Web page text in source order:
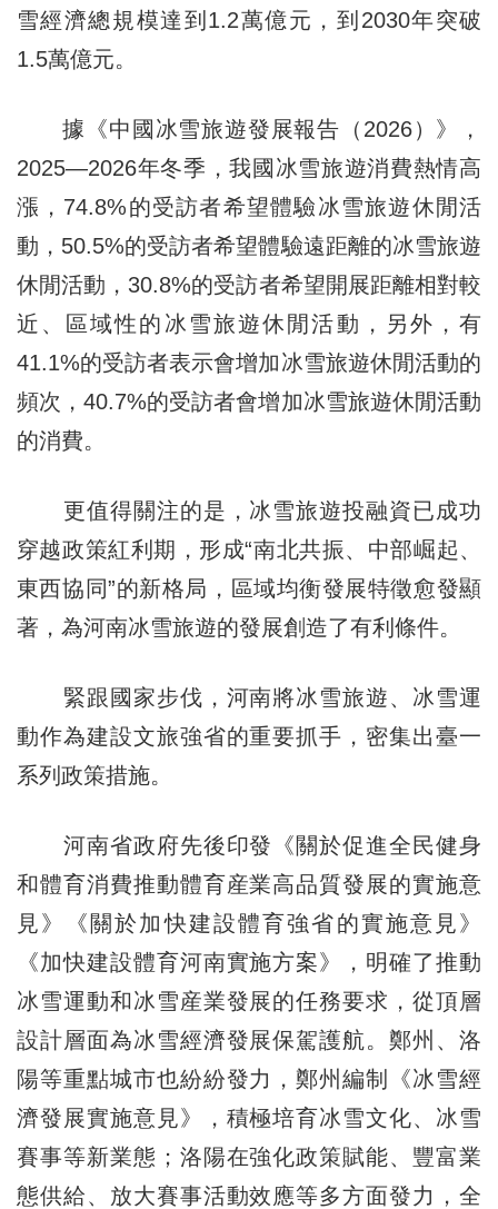
雪經濟總規模達到1.2萬億元，到2030年突破
1.5萬億元。
據《中國冰雪旅遊發展報告（2026）》，
2025—2026年冬季，我國冰雪旅遊消費熱情高
漲，74.8%的受訪者希望體驗冰雪旅遊休閒活
動，50.5%的受訪者希望體驗遠距離的冰雪旅遊
休閒活動，30.8%的受訪者希望開展距離相對較
近、區域性的冰雪旅遊休閒活動，另外，有
41.1%的受訪者表示會增加冰雪旅遊休閒活動的
頻次，40.7%的受訪者會增加冰雪旅遊休閒活動
的消費。
更值得關注的是，冰雪旅遊投融資已成功
穿越政策紅利期，形成“南北共振、中部崛起、
東西協同”的新格局，區域均衡發展特徵愈發顯
著，為河南冰雪旅遊的發展創造了有利條件。
緊跟國家步伐，河南將冰雪旅遊、冰雪運
動作為建設文旅強省的重要抓手，密集出臺一
系列政策措施。
河南省政府先後印發《關於促進全民健身
和體育消費推動體育産業高品質發展的實施意
見》《關於加快建設體育強省的實施意見》
《加快建設體育河南實施方案》，明確了推動
冰雪運動和冰雪産業發展的任務要求，從頂層
設計層面為冰雪經濟發展保駕護航。鄭州、洛
陽等重點城市也紛紛發力，鄭州編制《冰雪經
濟發展實施意見》，積極培育冰雪文化、冰雪
賽事等新業態；洛陽在強化政策賦能、豐富業
態供給、放大賽事活動效應等多方面發力，全